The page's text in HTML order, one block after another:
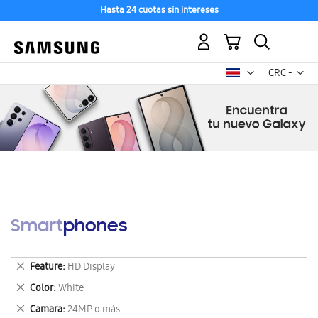
Hasta 24 cuotas sin intereses
CRC -
colón
Mi carrito
Smartphones
Feature HD Display
Eliminar
este
artículo
Color White
Eliminar
este
Camara 24MP o más
Eliminar